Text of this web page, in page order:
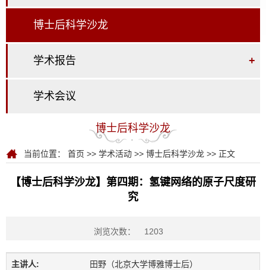
博士后科学沙龙
学术报告 +
学术会议
博士后科学沙龙
当前位置： 首页 >> 学术活动 >> 博士后科学沙龙 >> 正文
【博士后科学沙龙】第四期：氢键网络的原子尺度研
究
浏览次数： 1203
主讲人: 田野（北京大学博雅博士后）